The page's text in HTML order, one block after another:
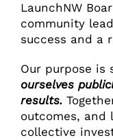
LaunchNW
community
success and a
Our purpose is
ourselves
results.
outcomes, and
collective